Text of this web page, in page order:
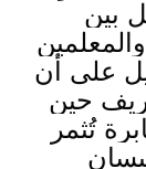
بين
على أن
حين
تُثمر